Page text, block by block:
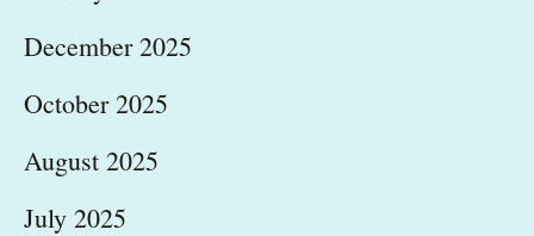
December 2025
October 2025
August 2025
July 2025